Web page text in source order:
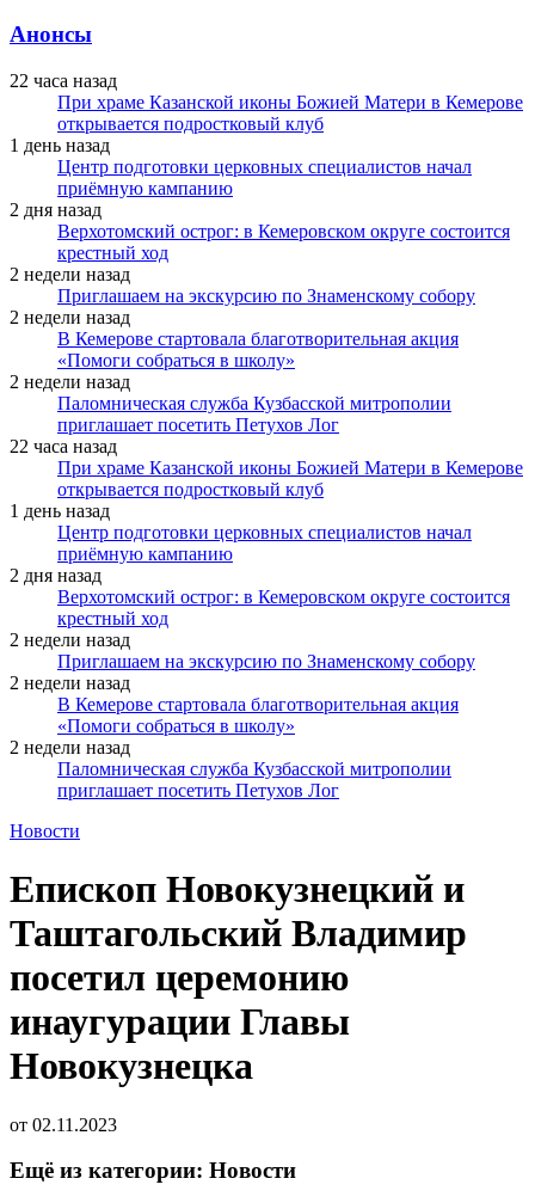
Анонсы
22 часа назад
При храме Казанской иконы Божией Матери в Кемерове
открывается подростковый клуб
1 день назад
Центр подготовки церковных специалистов начал
приёмную кампанию
2 дня назад
Верхотомский острог: в Кемеровском округе состоится
крестный ход
2 недели назад
Приглашаем на экскурсию по Знаменскому собору
2 недели назад
В Кемерове стартовала благотворительная акция
«Помоги собраться в школу»
2 недели назад
Паломническая служба Кузбасской митрополии
приглашает посетить Петухов Лог
22 часа назад
При храме Казанской иконы Божией Матери в Кемерове
открывается подростковый клуб
1 день назад
Центр подготовки церковных специалистов начал
приёмную кампанию
2 дня назад
Верхотомский острог: в Кемеровском округе состоится
крестный ход
2 недели назад
Приглашаем на экскурсию по Знаменскому собору
2 недели назад
В Кемерове стартовала благотворительная акция
«Помоги собраться в школу»
2 недели назад
Паломническая служба Кузбасской митрополии
приглашает посетить Петухов Лог
Новости
Епископ Новокузнецкий и
Таштагольский Владимир
посетил церемонию
инаугурации Главы
Новокузнецка
от 02.11.2023
Ещё из категории: Новости